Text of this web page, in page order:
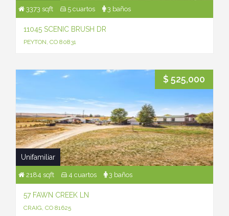
3373 sqft 5 cuartos 3 baños
11045 SCENIC BRUSH DR
PEYTON, CO 80831
$ 525,000
Unifamiliar
2184 sqft 4 cuartos 3 baños
57 FAWN CREEK LN
CRAIG, CO 81625